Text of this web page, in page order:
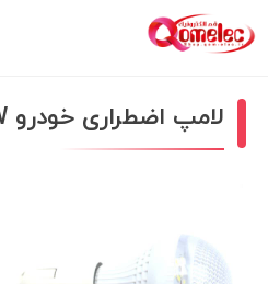
لامپ اضطراری خودرو DC 12v 7W